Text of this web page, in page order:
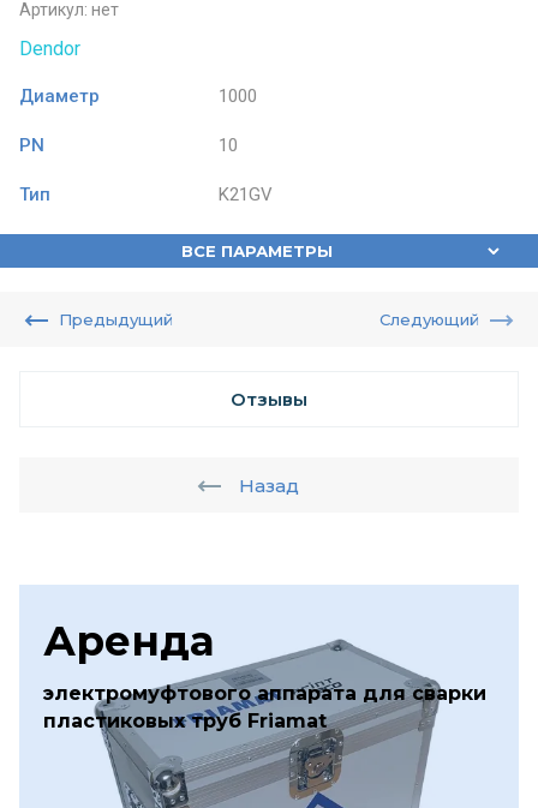
Аренда
электромуфтового аппарата для сварки
пластиковых труб Friamat
Артикул: нет
Dendor
Диаметр 1000
PN 10
Тип K21GV
ВСЕ ПАРАМЕТРЫ
Предыдущий Следующий
Отзывы
Назад